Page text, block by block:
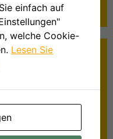
einfach auf
welche Cookie-
Lesen Sie